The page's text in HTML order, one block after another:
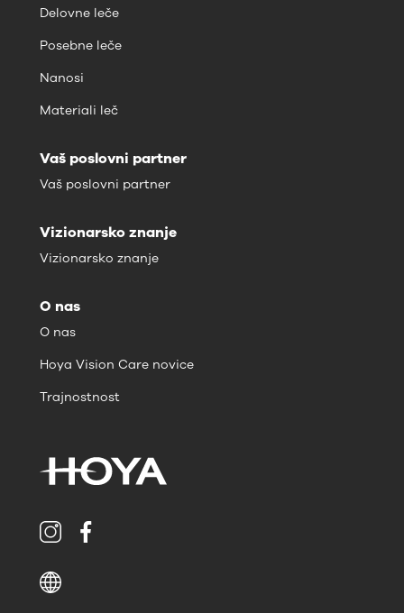
Delovne leče
Posebne leče
Nanosi
Materiali leč
Vaš poslovni partner
Vaš poslovni partner
Vizionarsko znanje
Vizionarsko znanje
O nas
O nas
Hoya Vision Care novice
Trajnostnost